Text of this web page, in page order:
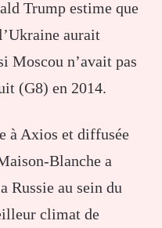
Trump estime que
aurait
Moscou n’avait pas
(G8) en 2014.
à Axios et diffusée
Blanche a
Russie au sein du
climat de